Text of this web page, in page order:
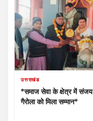
उत्तराखंड
*समाज सेवा के क्षेत्र में संजय
गैरोला को मिला सम्मान*